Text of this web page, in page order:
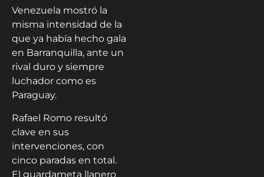
Venezuela mostró la
misma intensidad de la
que ya había hecho gala
en Barranquilla, ante un
rival duro y siempre
luchador como es
Paraguay.
Rafael Romo resultó
clave en sus
intervenciones, con
cinco paradas en total.
El guardameta llanero